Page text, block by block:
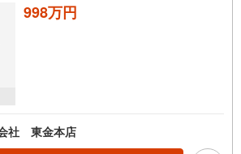
998万円
社 東金本店